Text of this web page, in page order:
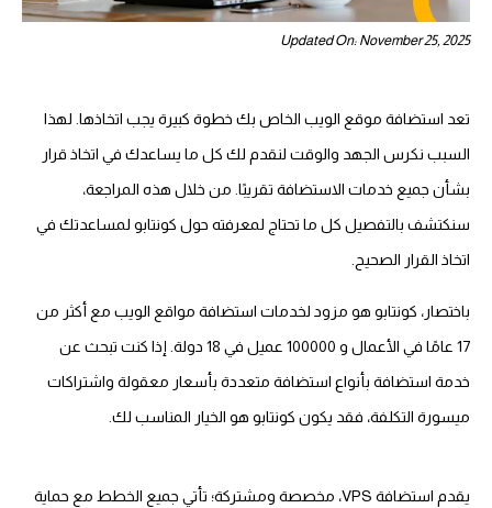
Updated On: November 25, 2025
تعد استضافة موقع الويب الخاص بك خطوة كبيرة يجب اتخاذها. لهذا
السبب نكرس الجهد والوقت لنقدم لك كل ما يساعدك في اتخاذ قرار
بشأن جميع خدمات الاستضافة تقريبًا. من خلال هذه المراجعة،
سنكتشف بالتفصيل كل ما تحتاج لمعرفته حول كونتابو لمساعدتك في
اتخاذ القرار الصحيح.
باختصار، كونتابو هو مزود لخدمات استضافة مواقع الويب مع أكثر من
17 عامًا في الأعمال و 100000 عميل في 18 دولة. إذا كنت تبحث عن
خدمة استضافة بأنواع استضافة متعددة بأسعار معقولة واشتراكات
ميسورة التكلفة، فقد يكون كونتابو هو الخيار المناسب لك.
يقدم استضافة VPS، مخصصة ومشتركة؛ تأتي جميع الخطط مع حماية